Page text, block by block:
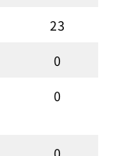
23
0
0